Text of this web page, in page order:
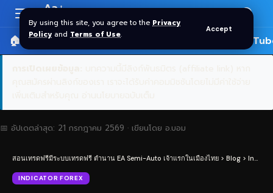
By using this site, you agree to the Privacy
Policy and Terms of Use.
Accept
Resizer
Aa
🏠 หน้าแรก ราคาทอง SPDR 🎬
📅 อัปเดตล่าสุด: 21 กรกฎาคม 2569 · เขียนโดย อ.บอม
สอนเทรดฟรีมีระบบเทรดฟรี ตำนาน EA Semi-Auto เจ้าแรกในเมืองไทย > Blog > Indicator Forex
INDICATOR FOREX